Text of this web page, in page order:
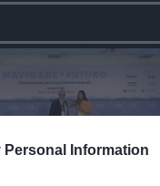
Personal Information